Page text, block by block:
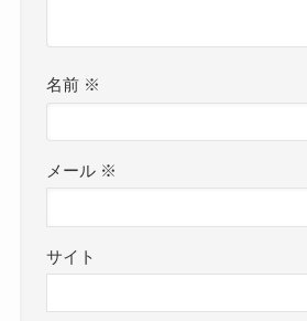
名前 ※
メール ※
サイト